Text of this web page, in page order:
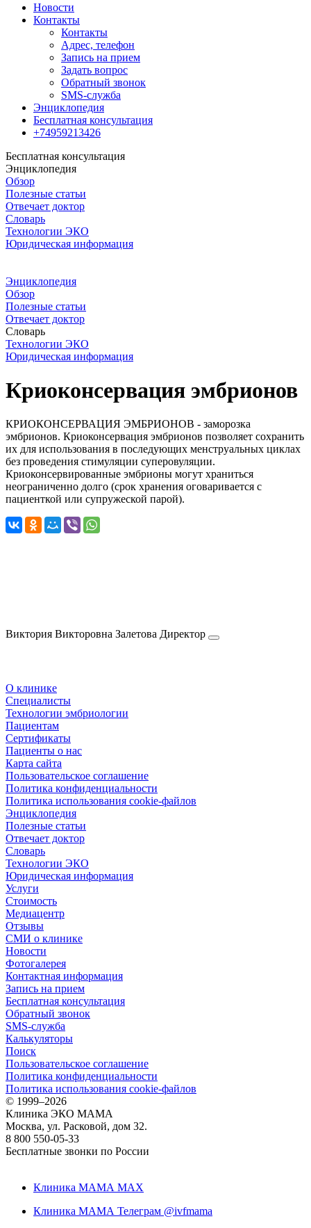
Новости
Контакты
Контакты
Адрес, телефон
Запись на прием
Задать вопрос
Обратный звонок
SMS-служба
Энциклопедия
Бесплатная консультация
+74959213426
Бесплатная консультация
Энциклопедия
Обзор
Полезные статьи
Отвечает доктор
Словарь
Технологии ЭКО
Юридическая информация
Энциклопедия
Обзор
Полезные статьи
Отвечает доктор
Словарь
Технологии ЭКО
Юридическая информация
Криоконсервация эмбрионов
КРИОКОНСЕРВАЦИЯ ЭМБРИОНОВ - заморозка
эмбрионов. Криоконсервация эмбрионов позволяет сохранить
их для использования в последующих менструальных циклах
без проведения стимуляции суперовуляции.
Криоконсервированные эмбрионы могут храниться
неограниченно долго (срок хранения оговаривается с
пациенткой или супружеской парой).
Виктория Викторовна Залетова Директор
О клинике
Специалисты
Технологии эмбриологии
Пациентам
Сертификаты
Пациенты о нас
Карта сайта
Пользовательское соглашение
Политика конфиденциальности
Политика использования cookie-файлов
Энциклопедия
Полезные статьи
Отвечает доктор
Словарь
Технологии ЭКО
Юридическая информация
Услуги
Стоимость
Медиацентр
Отзывы
СМИ о клинике
Новости
Фотогалерея
Контактная информация
Запись на прием
Бесплатная консультация
Обратный звонок
SMS-служба
Калькуляторы
Поиск
Пользовательское соглашение
Политика конфиденциальности
Политика использования cookie-файлов
© 1999–2026
Клиника ЭКО МАМА
Москва, ул. Расковой, дом 32.
8 800 550-05-33
Бесплатные звонки по России
Клиника МАМА MAX
Клиника МАМА Телеграм @ivfmama